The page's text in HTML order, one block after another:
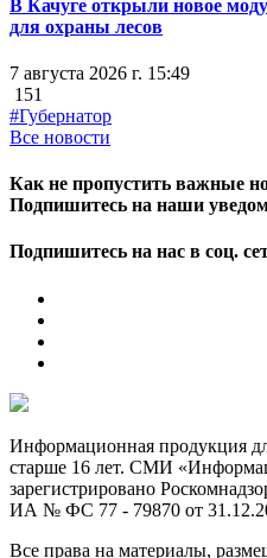
В Качуге открыли новое
для охраны лесов
7 августа 2026 г. 15:49
151
#Губернатор
Все новости
Как не пропустить важные
Подпишитесь на наши
Подпишитесь на нас в соц.
Информационная продукция
старше 16 лет. СМИ
зарегистрировано
ИА № ФС 77 - 79870 от
Все права на материалы,